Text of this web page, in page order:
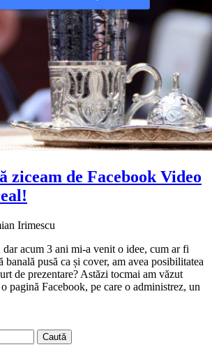
ziceam de Facebook Video
Irimescu
dar acum 3 ani mi-a venit o idee, cum ar fi
pusă ca și cover, am avea posibilitatea
de prezentare? Astăzi tocmai am văzut
pagină Facebook, pe care o administrez, un